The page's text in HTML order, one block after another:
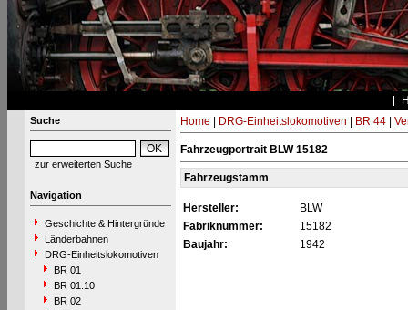
Suche
zur erweiterten Suche
Navigation
Geschichte & Hintergründe
Länderbahnen
DRG-Einheitslokomotiven
BR 01
BR 01.10
BR 02
Home DRG-Einheitslokomotiven BR 44|
Fahrzeugportrait BLW 15182
Fahrzeugstamm
Hersteller:
BLW
Fabriknummer:
15182
Baujahr:
1942